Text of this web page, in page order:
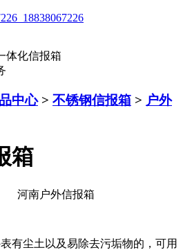
18838067226
体化信报箱
中心> 不锈钢信报箱 > 户外
箱
有尘土以及易除去污垢物的，可用